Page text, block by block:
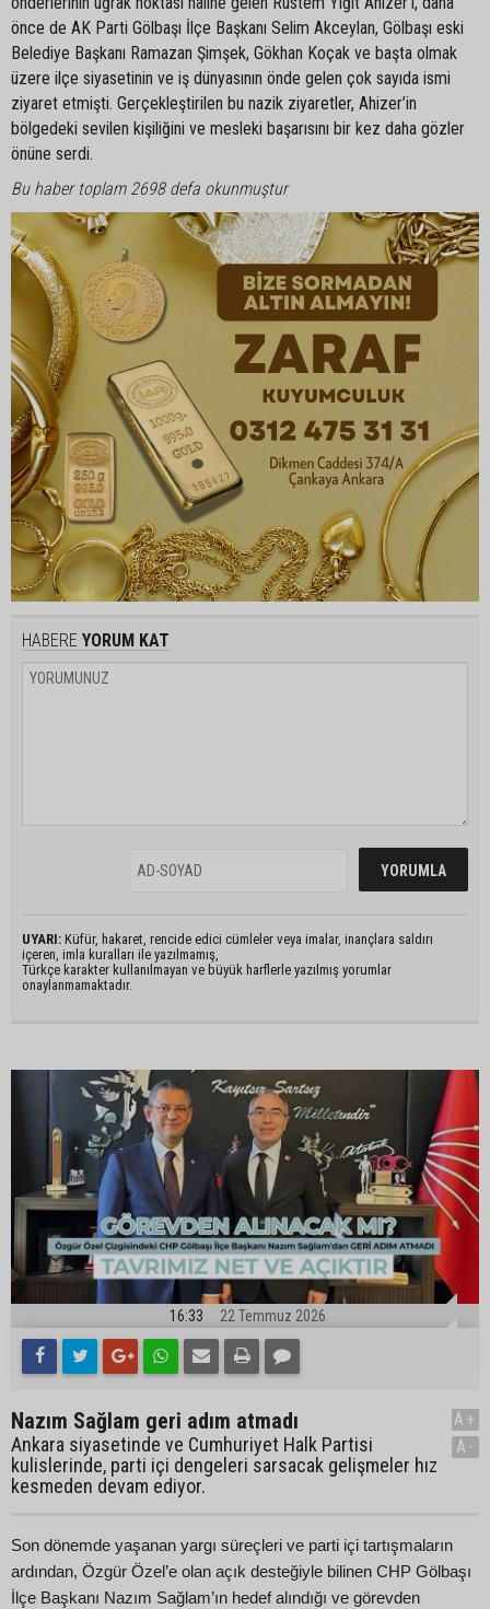
önce de AK Parti Gölbaşı İlçe Başkanı Selim Akceylan, Gölbaşı eski
Belediye Başkanı Ramazan Şimşek, Gökhan Koçak ve başta olmak
üzere ilçe siyasetinin ve iş dünyasının önde gelen çok sayıda ismi
ziyaret etmişti. Gerçekleştirilen bu nazik ziyaretler, Ahizer’in
bölgedeki sevilen kişiliğini ve mesleki başarısını bir kez daha gözler
önüne serdi.
Bu haber toplam 2698 defa okunmuştur
HABERE YORUM KAT
UYARI: Küfür, hakaret, rencide edici cümleler veya imalar, inançlara saldırı
içeren, imla kuralları ile yazılmamış,
Türkçe karakter kullanılmayan ve büyük harflerle yazılmış yorumlar
onaylanmamaktadır.
16:33 22 Temmuz 2026
Nazım Sağlam geri adım atmadı
Ankara siyasetinde ve Cumhuriyet Halk Partisi
kulislerinde, parti içi dengeleri sarsacak gelişmeler hız
kesmeden devam ediyor.
A+
A-
Son dönemde yaşanan yargı süreçleri ve parti içi tartışmaların
ardından, Özgür Özel’e olan açık desteğiyle bilinen CHP Gölbaşı
İlçe Başkanı Nazım Sağlam’ın hedef alındığı ve görevden